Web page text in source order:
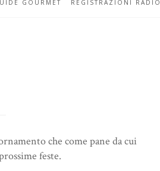
GOURMET REGISTRAZIONI RADIO
che come pane da cui
feste.